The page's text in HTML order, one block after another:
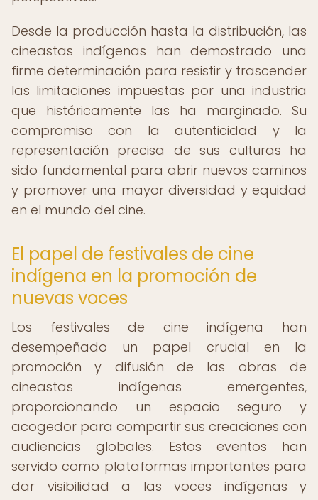
Desde la producción hasta la distribución, las
cineastas indígenas han demostrado una
firme determinación para resistir y trascender
las limitaciones impuestas por una industria
que históricamente las ha marginado. Su
compromiso con la autenticidad y la
representación precisa de sus culturas ha
sido fundamental para abrir nuevos caminos
y promover una mayor diversidad y equidad
en el mundo del cine.
El papel de festivales de cine
indígena en la promoción de
nuevas voces
Los festivales de cine indígena han
desempeñado un papel crucial en la
promoción y difusión de las obras de
cineastas indígenas emergentes,
proporcionando un espacio seguro y
acogedor para compartir sus creaciones con
audiencias globales. Estos eventos han
servido como plataformas importantes para
dar visibilidad a las voces indígenas y